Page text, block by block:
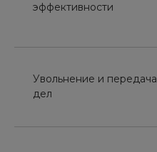
эффективности
Увольнение и передача
дел